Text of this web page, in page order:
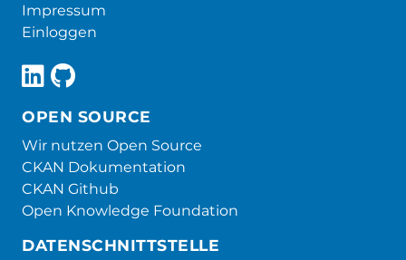
Impressum
Einloggen
OPEN SOURCE
Wir nutzen Open Source
CKAN Dokumentation
CKAN Github
Open Knowledge Foundation
DATENSCHNITTSTELLE